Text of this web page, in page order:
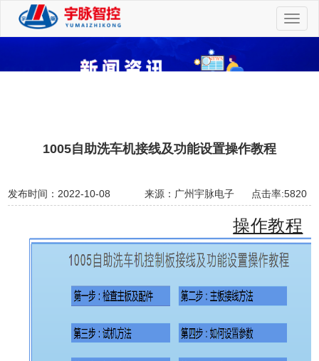
切
换
1005自助洗车机接线及功能设置操作教程
发布时间：2022-10-08 来源：广州宇脉电子 点击率:5820
操作教程